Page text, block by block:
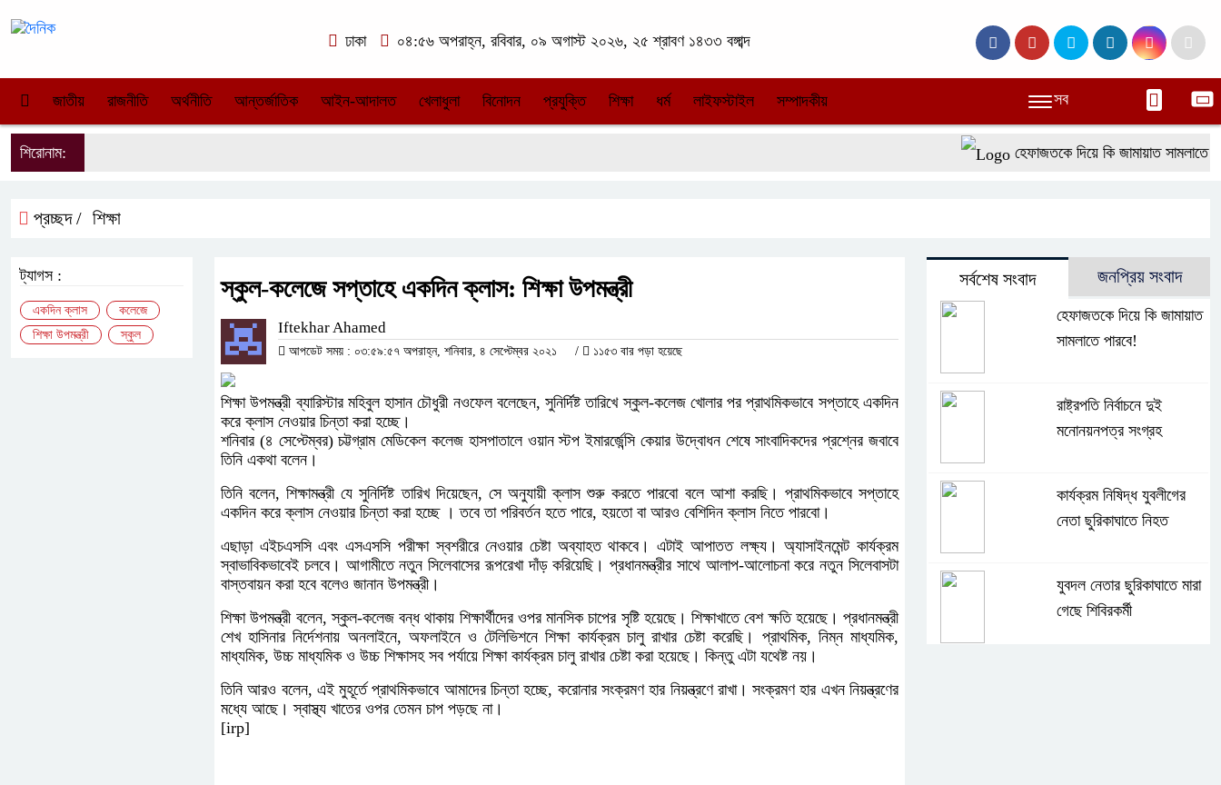
ঢাকা ০৪:৫৬ অপরাহ্ন, রবিবার, ০৯ অগাস্ট ২০২৬, ২৫ শ্রাবণ ১৪৩৩ বঙ্গাব্দ
জাতীয় রাজনীতি অর্থনীতি আন্তর্জাতিক আইন-আদালত খেলাধুলা বিনোদন প্রযুক্তি শিক্ষা ধর্ম লাইফস্টাইল সম্পাদকীয় সব
শিরোনাম: হেফাজতকে দিয়ে কি জামায়াত সামলাতে
প্রচ্ছদ / শিক্ষা
স্কুল-কলেজে সপ্তাহে একদিন ক্লাস: শিক্ষা উপমন্ত্রী
Iftekhar Ahamed
আপডেট সময় : ০৩:৫৯:৫৭ অপরাহ্ন, শনিবার, ৪ সেপ্টেম্বর ২০২১ / ১১৫৩ বার পড়া হয়েছে
শিক্ষা উপমন্ত্রী ব্যারিস্টার মহিবুল হাসান চৌধুরী নওফেল বলেছেন, সুনির্দিষ্ট তারিখে স্কুল-কলেজ খোলার পর প্রাথমিকভাবে সপ্তাহে একদিন
করে ক্লাস নেওয়ার চিন্তা করা হচ্ছে।
শনিবার (৪ সেপ্টেম্বর) চট্টগ্রাম মেডিকেল কলেজ হাসপাতালে ওয়ান স্টপ ইমারর্জেন্সি কেয়ার উদ্বোধন শেষে সাংবাদিকদের প্রশ্নের জবাবে
তিনি একথা বলেন।
তিনি বলেন, শিক্ষামন্ত্রী যে সুনির্দিষ্ট তারিখ দিয়েছেন, সে অনুযায়ী ক্লাস শুরু করতে পারবো বলে আশা করছি। প্রাথমিকভাবে সপ্তাহে
একদিন করে ক্লাস নেওয়ার চিন্তা করা হচ্ছে । তবে তা পরিবর্তন হতে পারে, হয়তো বা আরও বেশিদিন ক্লাস নিতে পারবো।
এছাড়া এইচএসসি এবং এসএসসি পরীক্ষা স্বশরীরে নেওয়ার চেষ্টা অব্যাহত থাকবে। এটাই আপাতত লক্ষ্য। অ্যাসাইনমেন্ট কার্যক্রম
স্বাভাবিকভাবেই চলবে। আগামীতে নতুন সিলেবাসের রূপরেখা দাঁড় করিয়েছি। প্রধানমন্ত্রীর সাথে আলাপ-আলোচনা করে নতুন সিলেবাসটা
বাস্তবায়ন করা হবে বলেও জানান উপমন্ত্রী।
শিক্ষা উপমন্ত্রী বলেন, স্কুল-কলেজ বন্ধ থাকায় শিক্ষার্থীদের ওপর মানসিক চাপের সৃষ্টি হয়েছে। শিক্ষাখাতে বেশ ক্ষতি হয়েছে। প্রধানমন্ত্রী
শেখ হাসিনার নির্দেশনায় অনলাইনে, অফলাইনে ও টেলিভিশনে শিক্ষা কার্যক্রম চালু রাখার চেষ্টা করেছি। প্রাথমিক, নিম্ন মাধ্যমিক,
মাধ্যমিক, উচ্চ মাধ্যমিক ও উচ্চ শিক্ষাসহ সব পর্যায়ে শিক্ষা কার্যক্রম চালু রাখার চেষ্টা করা হয়েছে। কিন্তু এটা যথেষ্ট নয়।
তিনি আরও বলেন, এই মুহূর্তে প্রাথমিকভাবে আমাদের চিন্তা হচ্ছে, করোনার সংক্রমণ হার নিয়ন্ত্রণে রাখা। সংক্রমণ হার এখন নিয়ন্ত্রণের
মধ্যে আছে। স্বাস্থ্য খাতের ওপর তেমন চাপ পড়ছে না।
[irp]
ট্যাগস :
একদিন ক্লাস
কলেজে
শিক্ষা উপমন্ত্রী
স্কুল
সর্বশেষ সংবাদ জনপ্রিয় সংবাদ
হেফাজতকে দিয়ে কি জামায়াত
সামলাতে পারবে!
রাষ্ট্রপতি নির্বাচনে দুই
মনোনয়নপত্র সংগ্রহ
কার্যক্রম নিষিদ্ধ যুবলীগের
নেতা ছুরিকাঘাতে নিহত
যুবদল নেতার ছুরিকাঘাতে মারা
গেছে শিবিরকর্মী